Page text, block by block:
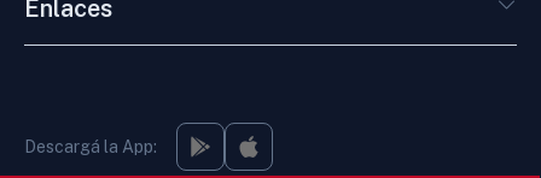
Enlaces
Descargá la App: